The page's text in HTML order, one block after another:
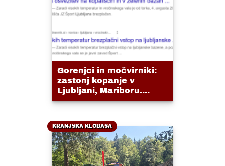
Gorenjci in močvirniki:
zastonj kopanje v
Ljubljani, Mariboru....
KRANJSKA KLOBASA